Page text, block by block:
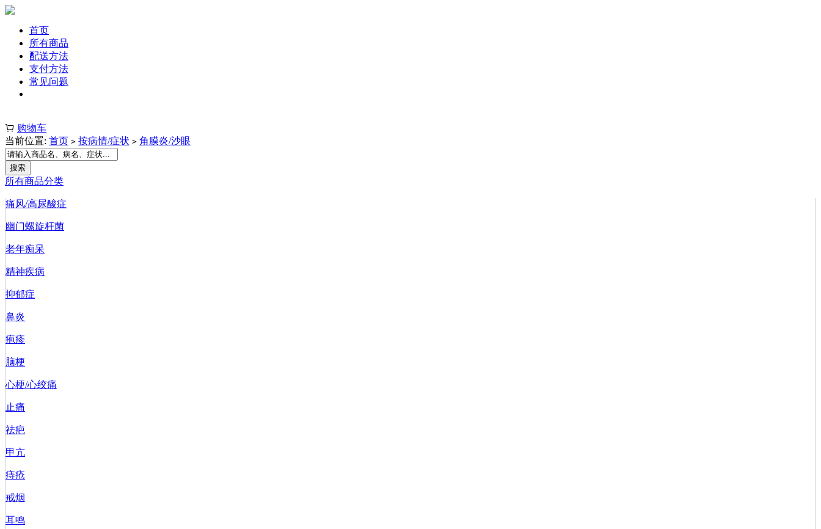
首页
所有商品
配送方法
支付方法
常见问题
购物车
当前位置: 首页 > 按病情/症状 > 角膜炎/沙眼
所有商品分类
痛风/高尿酸症
幽门螺旋杆菌
老年痴呆
精神疾病
抑郁症
鼻炎
疱疹
脑梗
心梗/心绞痛
止痛
祛疤
甲亢
痔疮
戒烟
耳鸣